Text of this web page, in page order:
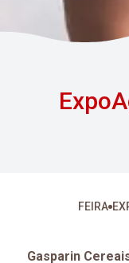
FEIRA
Gasparin